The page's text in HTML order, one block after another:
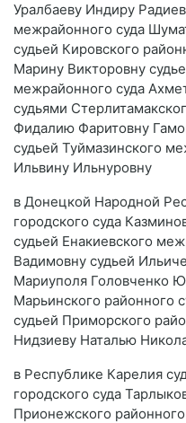
Уралбаеву Индиру
межрайонного суда
судьей Кировского
Марину Викторовну
межрайонного суда
судьями
Фидалию Фаритовну
судьей Туймазинского
Ильвину Ильнуровну
в Донецкой Народной
городского суда
судьей Енакиевского
Вадимовну судьей
Мариуполя Головченко
Марьинского районного
судьей Приморского
Нидзиеву Наталью
в Республике Карелия
городского суда
Прионежского районного